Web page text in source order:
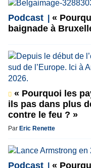
Podcast
«
baignade à
« Pourquoi les
ils pas dans plus
contre le feu ? »
Par Eric Renette
Podcast
«